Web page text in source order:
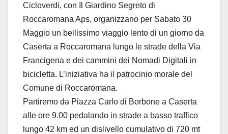
Cicloverdi, con Il Giardino Segreto di
Roccaromana Aps, organizzano per Sabato 30
Maggio un bellissimo viaggio lento di un giorno da
Caserta a Roccaromana lungo le strade della Via
Francigena e dei cammini dei Nomadi Digitali in
bicicletta. L’iniziativa ha il patrocinio morale del
Comune di Roccaromana.
Partiremo da Piazza Carlo di Borbone a Caserta
alle ore 9.00 pedalando in strade a basso traffico
lungo 42 km ed un dislivello cumulativo di 720 mt